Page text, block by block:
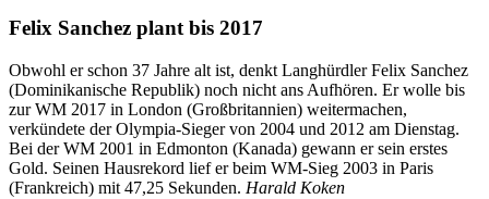
Felix Sanchez plant bis 2017
Obwohl er schon 37 Jahre alt ist, denkt Langhürdler Felix Sanchez
(Dominikanische Republik) noch nicht ans Aufhören. Er wolle bis
zur WM 2017 in London (Großbritannien) weitermachen,
verkündete der Olympia-Sieger von 2004 und 2012 am Dienstag.
Bei der WM 2001 in Edmonton (Kanada) gewann er sein erstes
Gold. Seinen Hausrekord lief er beim WM-Sieg 2003 in Paris
(Frankreich) mit 47,25 Sekunden. Harald Koken